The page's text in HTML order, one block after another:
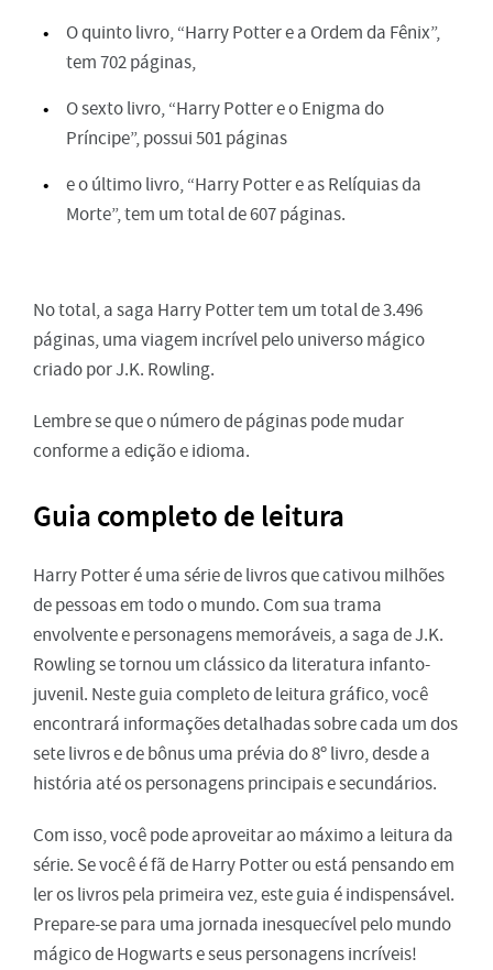
O quinto livro, “Harry Potter e a Ordem da Fênix”,
tem 702 páginas,
O sexto livro, “Harry Potter e o Enigma do
Príncipe”, possui 501 páginas
e o último livro, “Harry Potter e as Relíquias da
Morte”, tem um total de 607 páginas.
No total, a saga Harry Potter tem um total de 3.496
páginas, uma viagem incrível pelo universo mágico
criado por J.K. Rowling.
Lembre se que o número de páginas pode mudar
conforme a edição e idioma.
Guia completo de leitura
Harry Potter é uma série de livros que cativou milhões
de pessoas em todo o mundo. Com sua trama
envolvente e personagens memoráveis, a saga de J.K.
Rowling se tornou um clássico da literatura infanto-
juvenil. Neste guia completo de leitura gráfico, você
encontrará informações detalhadas sobre cada um dos
sete livros e de bônus uma prévia do 8º livro, desde a
história até os personagens principais e secundários.
Com isso, você pode aproveitar ao máximo a leitura da
série. Se você é fã de Harry Potter ou está pensando em
ler os livros pela primeira vez, este guia é indispensável.
Prepare-se para uma jornada inesquecível pelo mundo
mágico de Hogwarts e seus personagens incríveis!